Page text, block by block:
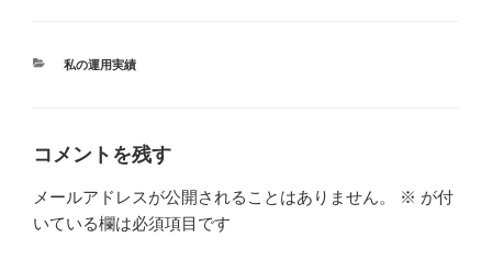
カ
ー
私の運用実績
コメントを残す
メールアドレスが公開されることはありません。 ※ が付
いている欄は必須項目です